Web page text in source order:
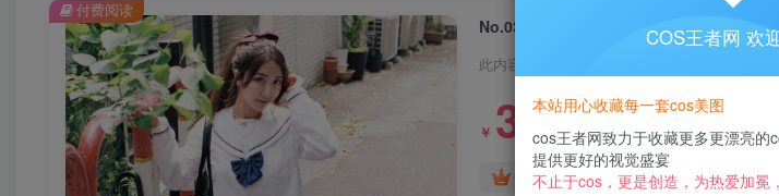
No.030-单马尾制服 [31P]
此内容为付费阅读，请付费后查看
￥ 3
黄金会员免费 钻石会员免费
付费阅读
COS王者网 欢
本站用心收藏每一套cos美图
cos王者网致力于收藏更多更漂亮的
提供更好的视觉盛宴
不止于cos，更是创造，为热爱加冕